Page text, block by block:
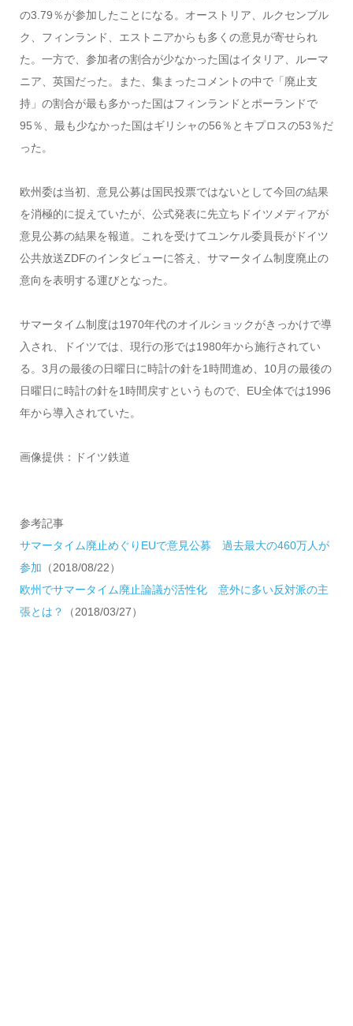
の3.79％が参加したことになる。オーストリア、ルクセンブル
ク、フィンランド、エストニアからも多くの意見が寄せられ
た。一方で、参加者の割合が少なかった国はイタリア、ルーマ
ニア、英国だった。また、集まったコメントの中で「廃止支
持」の割合が最も多かった国はフィンランドとポーランドで
95％、最も少なかった国はギリシャの56％とキプロスの53％だ
った。
欧州委は当初、意見公募は国民投票ではないとして今回の結果
を消極的に捉えていたが、公式発表に先立ちドイツメディアが
意見公募の結果を報道。これを受けてユンケル委員長がドイツ
公共放送ZDFのインタビューに答え、サマータイム制度廃止の
意向を表明する運びとなった。
サマータイム制度は1970年代のオイルショックがきっかけで導
入され、ドイツでは、現行の形では1980年から施行されてい
る。3月の最後の日曜日に時計の針を1時間進め、10月の最後の
日曜日に時計の針を1時間戻すというもので、EU全体では1996
年から導入されていた。
画像提供：ドイツ鉄道
参考記事
サマータイム廃止めぐりEUで意見公募 過去最大の460万人が
参加 （2018/08/22）
欧州でサマータイム廃止論議が活性化 意外に多い反対派の主
張とは？
（2018/03/27）